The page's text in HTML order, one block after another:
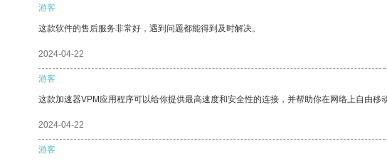
游客
这款软件的售后服务非常好，遇到问题都能得到及时解决。
2024-04-22
游客
这款加速器VPM应用程序可以给你提供最高速度和安全性的连接，并帮助你在网络上自由移动
2024-04-22
游客